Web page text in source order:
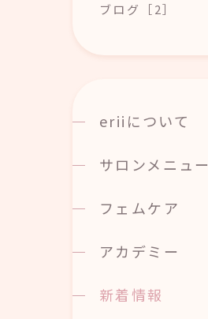
ブログ［2］
eriiについて
サロンメニュー
フェムケア
アカデミー
新着情報